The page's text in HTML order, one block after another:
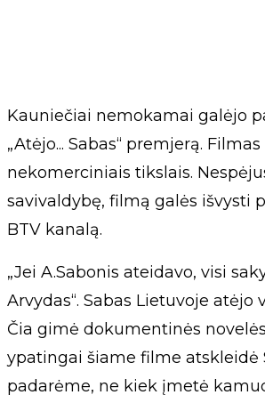
Kauniečiai nemokamai galėjo
„Atėjo... Sabas“ premjerą.
nekomerciniais tikslais.
savivaldybę, filmą galės išvysti
BTV kanalą.
„Jei A.Sabonis ateidavo, visi
Arvydas“. Sabas Lietuvoje atėjo
Čia gimė dokumentinės
ypatingai šiame filme atskleidė
padarėme, ne kiek įmetė